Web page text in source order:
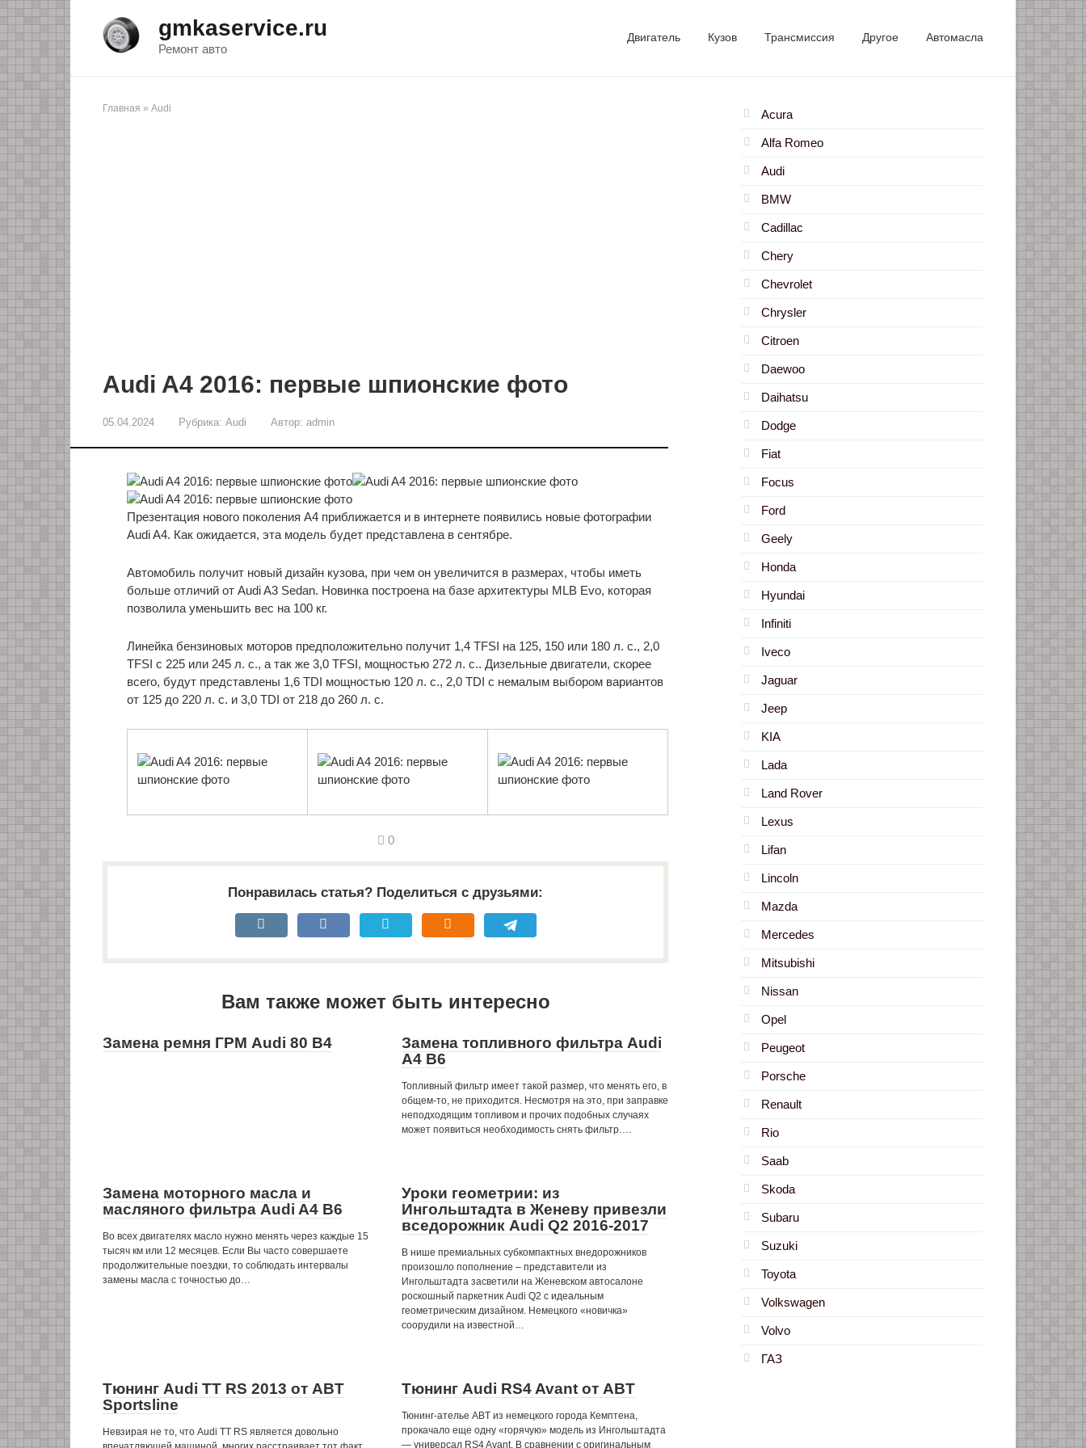
Перейти
к
контенту
gmkaservice.ru
Ремонт авто
Двигатель Кузов Трансмиссия Другое Автомасла
Главная » Audi
Audi A4 2016: первые шпионские фото
05.04.2024 Рубрика: Audi Автор: admin
Презентация нового поколения A4 приближается и в интернете появились новые фотографии
Audi A4. Как ожидается, эта модель будет представлена в сентябре.
Автомобиль получит новый дизайн кузова, при чем он увеличится в размерах, чтобы иметь
больше отличий от Audi A3 Sedan. Новинка построена на базе архитектуры MLB Evo, которая
позволила уменьшить вес на 100 кг.
Линейка бензиновых моторов предположительно получит 1,4 TFSI на 125, 150 или 180 л. с., 2,0
TFSI с 225 или 245 л. с., а так же 3,0 TFSI, мощностью 272 л. с.. Дизельные двигатели, скорее
всего, будут представлены 1,6 TDI мощностью 120 л. с., 2,0 TDI с немалым выбором вариантов
от 125 до 220 л. с. и 3,0 TDI от 218 до 260 л. с.
0
Понравилась статья? Поделиться с друзьями:
Вам также может быть интересно
Замена ремня ГРМ Audi 80 B4
Замена топливного фильтра Audi
A4 B6
Топливный фильтр имеет такой размер, что менять его, в
общем-то, не приходится. Несмотря на это, при заправке
неподходящим топливом и прочих подобных случаях
может появиться необходимость снять фильтр….
Замена моторного масла и
масляного фильтра Audi A4 B6
Во всех двигателях масло нужно менять через каждые 15
тысяч км или 12 месяцев. Если Вы часто совершаете
продолжительные поездки, то соблюдать интервалы
замены масла с точностью до…
Уроки геометрии: из
Ингольштадта в Женеву привезли
вседорожник Audi Q2 2016-2017
В нише премиальных субкомпактных внедорожников
произошло пополнение – представители из
Ингольштадта засветили на Женевском автосалоне
роскошный паркетник Audi Q2 с идеальным
геометрическим дизайном. Немецкого «новичка»
соорудили на известной…
Тюнинг Audi TT RS 2013 от ABT
Sportsline
Невзирая не то, что Audi TT RS является довольно
Тюнинг Audi RS4 Avant от ABT
Тюнинг-ателье ABT из немецкого города Кемптена,
прокачало еще одну «горячую» модель из Ингольштадта
— универсал RS4 Avant. В сравнении с оригинальным
Acura
Alfa Romeo
Audi
BMW
Cadillac
Chery
Chevrolet
Chrysler
Citroen
Daewoo
Daihatsu
Dodge
Fiat
Focus
Ford
Geely
Honda
Hyundai
Infiniti
Iveco
Jaguar
Jeep
KIA
Lada
Land Rover
Lexus
Lifan
Lincoln
Mazda
Mercedes
Mitsubishi
Nissan
Opel
Peugeot
Porsche
Renault
Rio
Saab
Skoda
Subaru
Suzuki
Toyota
Volkswagen
Volvo
ГАЗ